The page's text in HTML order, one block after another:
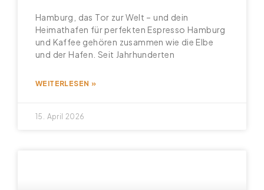
Hamburg, das Tor zur Welt – und dein
Heimathafen für perfekten Espresso Hamburg
und Kaffee gehören zusammen wie die Elbe
und der Hafen. Seit Jahrhunderten
WEITERLESEN »
15. April 2026